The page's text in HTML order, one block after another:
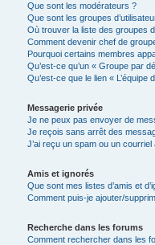
Que sont les modérateurs ?
Que sont les groupes
Où trouver la liste des groupes
Comment devenir chef de
Pourquoi certains membres
Qu’est-ce qu’un « Groupe par
Qu’est-ce que le lien « L’équipe
Messagerie privée
Je ne peux pas envoyer de
Je reçois sans arrêt des
J’ai reçu un spam ou un
Amis et ignorés
Que sont mes listes d’amis et
Comment puis-je ajouter/
Recherche dans les forums
Comment rechercher dans les